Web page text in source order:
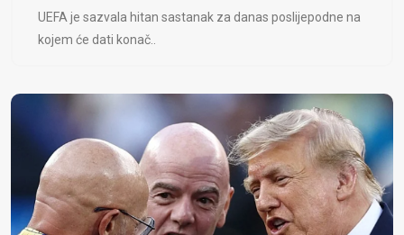
UEFA je sazvala hitan sastanak za danas poslijepodne na
kojem će dati konač..